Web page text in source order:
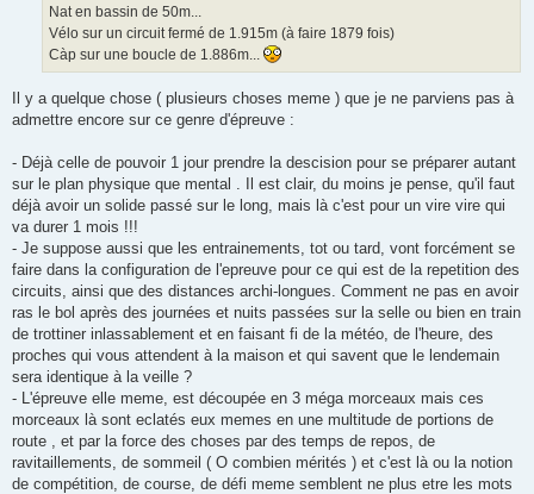
u
Nat en bassin de 50m...
Vélo sur un circuit fermé de 1.915m (à faire 1879 fois)
Càp sur une boucle de 1.886m...
Il y a quelque chose ( plusieurs choses meme ) que je ne parviens pas à
admettre encore sur ce genre d'épreuve :
- Déjà celle de pouvoir 1 jour prendre la descision pour se préparer autant
sur le plan physique que mental . Il est clair, du moins je pense, qu'il faut
déjà avoir un solide passé sur le long, mais là c'est pour un vire vire qui
va durer 1 mois !!!
- Je suppose aussi que les entrainements, tot ou tard, vont forcément se
faire dans la configuration de l'epreuve pour ce qui est de la repetition des
circuits, ainsi que des distances archi-longues. Comment ne pas en avoir
ras le bol après des journées et nuits passées sur la selle ou bien en train
de trottiner inlassablement et en faisant fi de la météo, de l'heure, des
proches qui vous attendent à la maison et qui savent que le lendemain
sera identique à la veille ?
- L'épreuve elle meme, est découpée en 3 méga morceaux mais ces
morceaux là sont eclatés eux memes en une multitude de portions de
route , et par la force des choses par des temps de repos, de
ravitaillements, de sommeil ( O combien mérités ) et c'est là ou la notion
de compétition, de course, de défi meme semblent ne plus etre les mots